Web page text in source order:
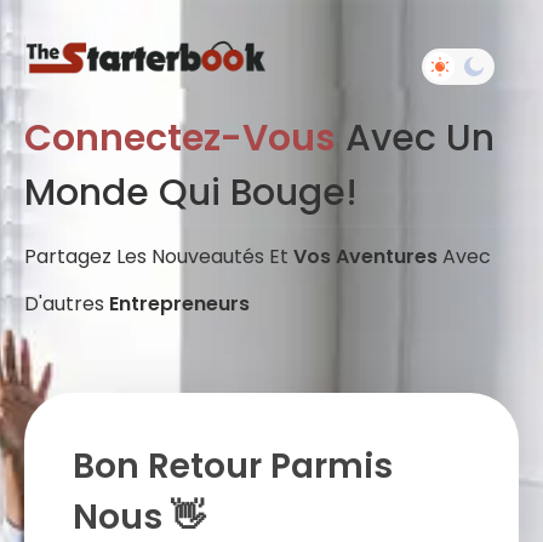
Connectez-Vous Avec Un
Monde Qui Bouge!
Partagez Les Nouveautés Et Vos AventuresAvec
D'autres Entrepreneurs
Bon Retour Parmis
Nous 👋